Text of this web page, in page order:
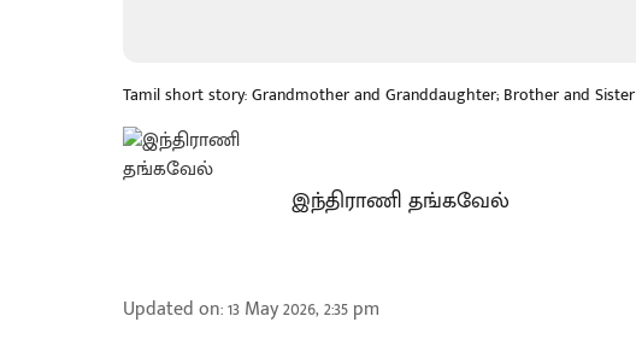
Tamil short story: Grandmother and Granddaughter; Brother and Sister
இந்திராணி தங்கவேல்
Updated on:13 May 2026, 2:35 pm